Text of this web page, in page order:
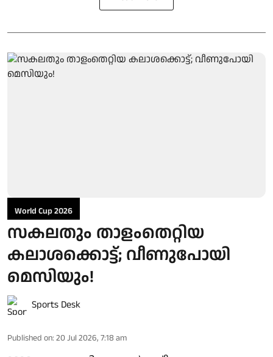
World Cup 2026
സകലതും താളംതെറ്റിയ
കലാശക്കൊട്ട്; വീണുപോയി
മെസിയും!
Sports Desk
Published on: 20 Jul 2026, 7:18 am